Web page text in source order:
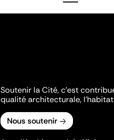
Soutenir la Cité, c'est
qualité architecturale,
Nous soutenir